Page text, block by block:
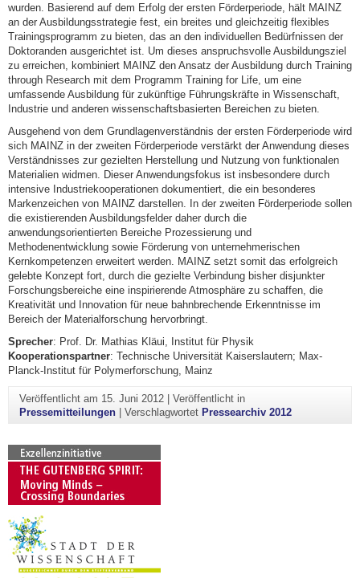
wurden. Basierend auf dem Erfolg der ersten Förderperiode, hält MAINZ
an der Ausbildungsstrategie fest, ein breites und gleichzeitig flexibles
Trainingsprogramm zu bieten, das an den individuellen Bedürfnissen der
Doktoranden ausgerichtet ist. Um dieses anspruchsvolle Ausbildungsziel
zu erreichen, kombiniert MAINZ den Ansatz der Ausbildung durch Training
through Research mit dem Programm Training for Life, um eine
umfassende Ausbildung für zukünftige Führungskräfte in Wissenschaft,
Industrie und anderen wissenschaftsbasierten Bereichen zu bieten.
Ausgehend von dem Grundlagenverständnis der ersten Förderperiode wird
sich MAINZ in der zweiten Förderperiode verstärkt der Anwendung dieses
Verständnisses zur gezielten Herstellung und Nutzung von funktionalen
Materialien widmen. Dieser Anwendungsfokus ist insbesondere durch
intensive Industriekooperationen dokumentiert, die ein besonderes
Markenzeichen von MAINZ darstellen. In der zweiten Förderperiode sollen
die existierenden Ausbildungsfelder daher durch die
anwendungsorientierten Bereiche Prozessierung und
Methodenentwicklung sowie Förderung von unternehmerischen
Kernkompetenzen erweitert werden. MAINZ setzt somit das erfolgreich
gelebte Konzept fort, durch die gezielte Verbindung bisher disjunkter
Forschungsbereiche eine inspirierende Atmosphäre zu schaffen, die
Kreativität und Innovation für neue bahnbrechende Erkenntnisse im
Bereich der Materialforschung hervorbringt.
Sprecher: Prof. Dr. Mathias Kläui, Institut für Physik
Kooperationspartner: Technische Universität Kaiserslautern; Max-
Planck-Institut für Polymerforschung, Mainz
Veröffentlicht am 15. Juni 2012| Veröffentlicht in
Pressemitteilungen| Verschlagwortet Pressearchiv 2012